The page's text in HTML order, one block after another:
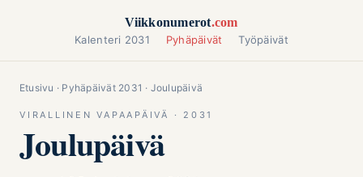
Viikkonumerot.com
Kalenteri 2031 Pyhäpäivät Työpäivät
Etusivu · Pyhäpäivät 2031 · Joulupäivä
VIRALLINEN VAPAAPÄIVÄ · 2031
Joulupäivä